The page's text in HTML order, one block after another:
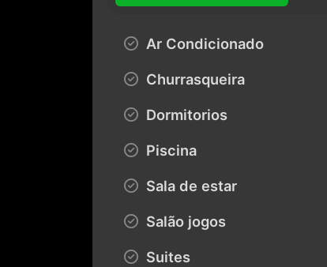
Ar Condicionado
Churrasqueira
Dormitorios
Piscina
Sala de estar
Salão jogos
Suites